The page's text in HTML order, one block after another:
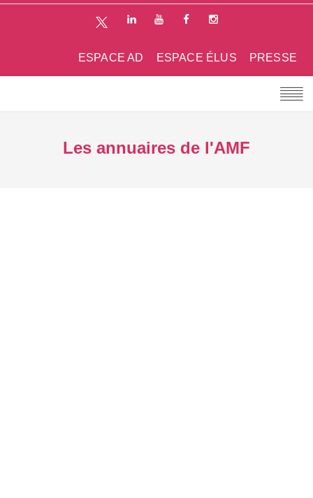
PRESSE
ESPACE ÉLUS
ESPACE AD
Les annuaires de l'AMF